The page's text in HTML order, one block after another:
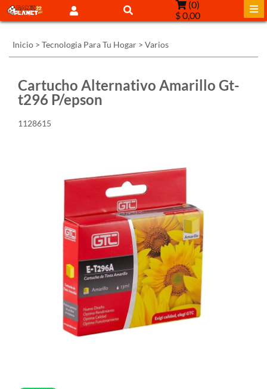
(0)
$ 0,00
Inicio > Tecnologia Para Tu Hogar > Varios
Cartucho Alternativo Amarillo Gt-
t296 P/epson
1128615